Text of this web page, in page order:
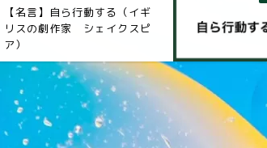
【名言】自ら行動する（イギ
リスの劇作家 シェイクスピ
ア）